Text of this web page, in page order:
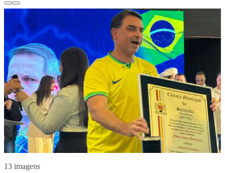
13 imagens